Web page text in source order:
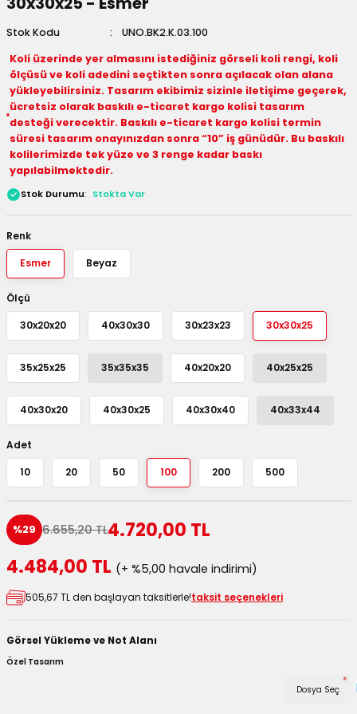
Kutuları
Kutuları
Masura Kapaklı
Kutular
ve Koliler
Stok Kodu
UNO.BK2.K.03.100
Koli üzerinde yer almasını istediğiniz görseli koli rengi, koli
ölçüsü ve koli adedini seçtikten sonra açılacak olan alana
yükleyebilirsiniz. Tasarım ekibimiz sizinle iletişime geçerek,
ücretsiz olarak baskılı e-ticaret kargo kolisi tasarım
desteği verecektir. Baskılı e-ticaret kargo kolisi termin
süresi tasarım onayınızdan sonra “10” iş günüdür. Bu baskılı
kolilerimizde tek yüze ve 3 renge kadar baskı
yapılabilmektedir.
Stok Durumu Stokta Var
Renk
Esmer Beyaz
Ölçü
30x20x20 40x30x30 30x23x23 30x30x25
35x25x25 35x35x35 40x20x20 40x25x25
40x30x20 40x30x25 40x30x40 40x33x44
Adet
10 20 50 100 200 500
%29 6.655,20 TL4.720,00 TL
4.484,00 TL (+ %5,00 havale indirimi)
505,67 TL den başlayan taksitlerle!taksit seçenekleri
Görsel Yükleme ve Not Alanı
Özel Tasarım
Dosya Seç
*